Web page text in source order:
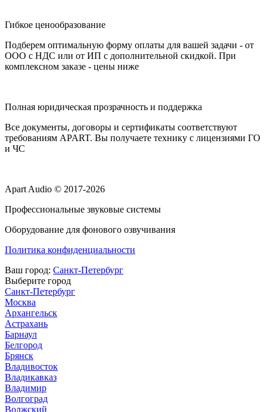
Гибкое ценообразование
Подберем оптимальную форму оплаты для вашей задачи - от
ООО с НДС или от ИП с дополнительной скидкой. При
комплексном заказе - цены ниже
Полная юридическая прозрачность и поддержка
Все документы, договоры и сертификаты соответствуют
требованиям APART. Вы получаете технику с лицензиями ГО
и ЧС
Apart Audio © 2017-2026
Профессиональные звуковые системы
Оборудование для фонового озвучивания
Политика конфиденциальности
Ваш город: Санкт-Петербург
Выберите город
Санкт-Петербург
Москва
Архангельск
Астрахань
Барнаул
Белгород
Брянск
Владивосток
Владикавказ
Владимир
Волгоград
Волжский